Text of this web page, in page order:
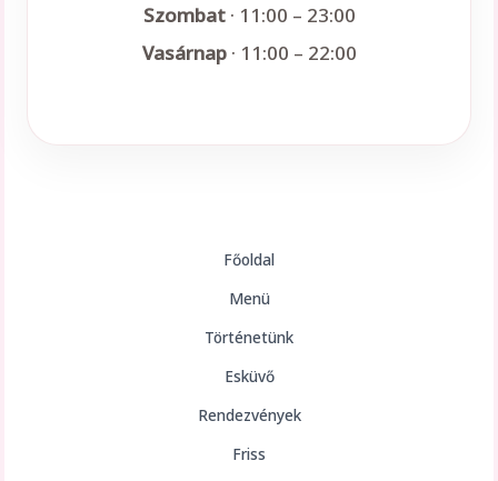
Szombat· 11:00 – 23:00
Vasárnap· 11:00 – 22:00
Főoldal
Menü
Történetünk
Esküvő
Rendezvények
Friss